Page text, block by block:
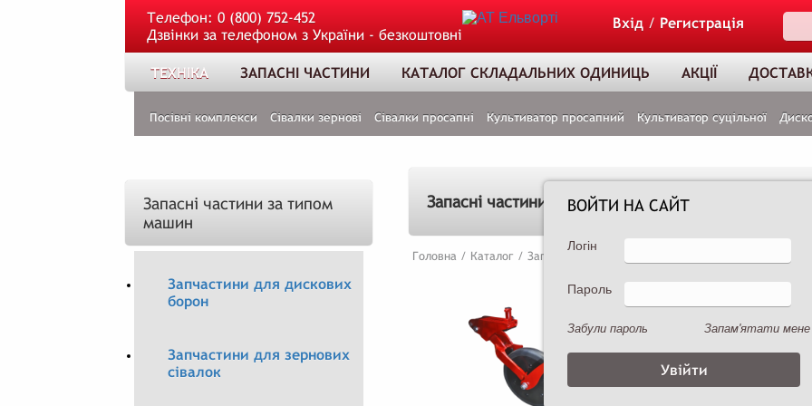
Телефон: 0 (800) 752-452
Дзвінки за телефоном з України - безкоштовні
Вхід/ Регистрація
ТЕХНІКА ЗАПАСНІ ЧАСТИНИ КАТАЛОГ СКЛАДАЛЬНИХ ОДИНИЦЬ АКЦІЇ
Посівні комплекси Сівалки зернові Сівалки просапні Культиватор просапний Культиватор суцільної
Запасні частини за типом
машин
Запчастини для дискових
борон
Запчастини для зернових
сівалок
Запасні частини від Інтернет магазину Ельворті
Головна / Каталог / Запчастини для зернових сівалок
ВОЙТИ НА САЙТ
Логін
Пароль
Забули пароль Запам'ятати мене